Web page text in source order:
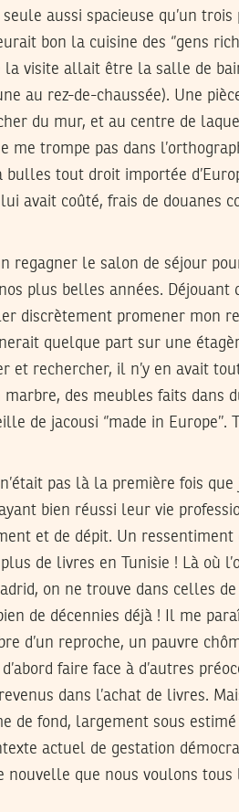
aussi spacieuse qu’un
bon la cuisine des ‘’gens
la visite allait être la salle de
au rez-de-chaussée). Une
du mur, et au centre de
me trompe pas dans
tout droit importée
avait coûté, frais de douanes
regagner le salon de séjour
plus belles années. Déjouant
discrètement promener mon
quelque part sur une
et rechercher, il n’y en avait
des meubles faits dans
de jacousi ‘’made in
pas là la première fois que
bien réussi leur vie
et de dépit. Un
de livres en Tunisie ! Là où
on ne trouve dans celles
de décennies déjà ! Il me
d’un reproche, un pauvre
faire face à d’autres
dans l’achat de livres.
de fond, largement sous
actuel de gestation
nouvelle que nous voulons